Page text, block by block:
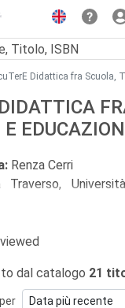
Didattica fra Scuola,
Renza Cerri
Traverso,
degli Studi
degli Studi di
degli Studi di
dal catalogo 21